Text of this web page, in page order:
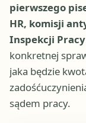
pierwszego
HR, komisji
Inspekcji Pracy
konkretnej
jaka będzie
sądem pracy.